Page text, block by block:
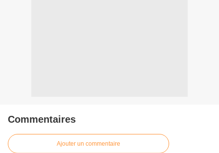
Commentaires
Ajouter un commentaire